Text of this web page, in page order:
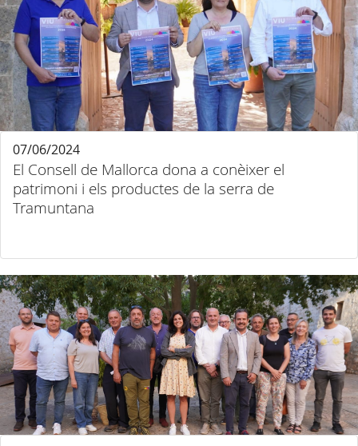
El Consell de Mallorca dona a conèixer el
patrimoni i els productes de la serra de
Tramuntana
07/06/2024